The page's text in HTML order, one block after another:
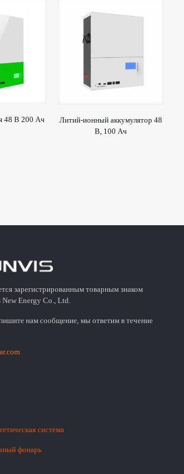
48 В 200 Ач
Литий-ионный аккумулятор 48
В, 100 Ач
зарегистрированным товарным знаком
New Energy Co., Ltd.
нам сообщение, мы ответим в течение
система
фонарь